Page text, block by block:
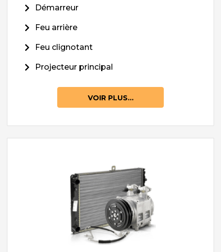
Démarreur
Feu arrière
Feu clignotant
Projecteur principal
VOIR PLUS...